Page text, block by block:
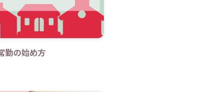
勤の始め方